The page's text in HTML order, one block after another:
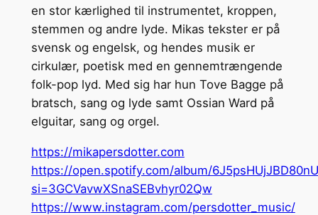
en stor kærlighed til instrumentet, kroppen,
stemmen og andre lyde. Mikas tekster er på
svensk og engelsk, og hendes musik er
cirkulær, poetisk med en gennemtrængende
folk-pop lyd. Med sig har hun Tove Bagge på
bratsch, sang og lyde samt Ossian Ward på
elguitar, sang og orgel.
https://mikapersdotter.com
https://open.spotify.com/album/
si=3GCVavwXSnaSEBvhyr02Qw
https://www.instagram.com/persdotter_music/